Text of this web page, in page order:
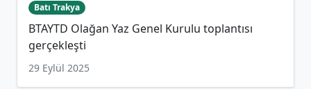
Batı Trakya
BTAYTD Olağan Yaz Genel Kurulu toplantısı
gerçekleşti
29 Eylül 2025